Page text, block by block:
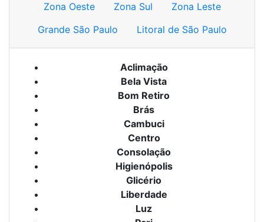
Zona Oeste
Zona Sul
Zona Leste
Grande São Paulo
Litoral de São Paulo
Aclimação
Bela Vista
Bom Retiro
Brás
Cambuci
Centro
Consolação
Higienópolis
Glicério
Liberdade
Luz